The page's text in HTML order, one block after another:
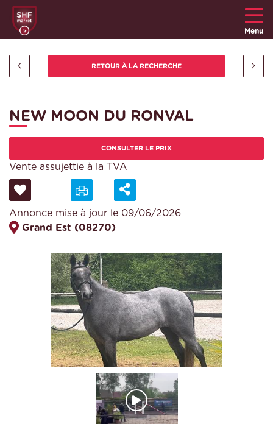
Menu
NEW MOON DU RONVAL
CONSULTER LE PRIX
Vente assujettie à la TVA
Annonce mise à jour le 09/06/2026
Grand Est (08270)